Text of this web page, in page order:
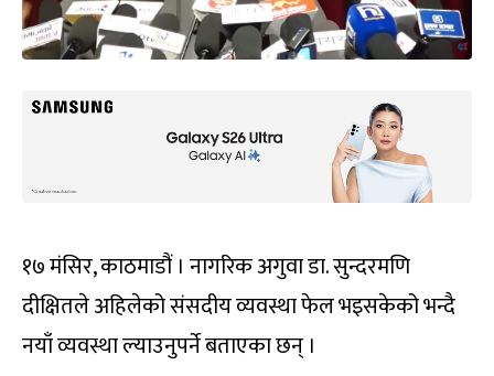
१७ मंसिर, काठमाडौं । नागरिक अगुवा डा. सुन्दरमणि
दीक्षितले अहिलेको संसदीय व्यवस्था फेल भइसकेको भन्दै
नयाँ व्यवस्था ल्याउनुपर्ने बताएका छन् ।